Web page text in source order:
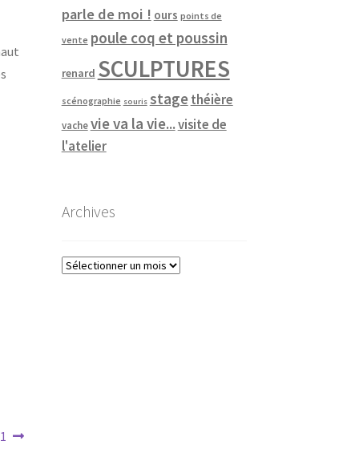
parle de moi ! ours points de
vente poule coq et poussin
renard SCULPTURES
scénographie souris stagethéière
vache vie va la vie...visite de
l'atelier
Archives
Archives